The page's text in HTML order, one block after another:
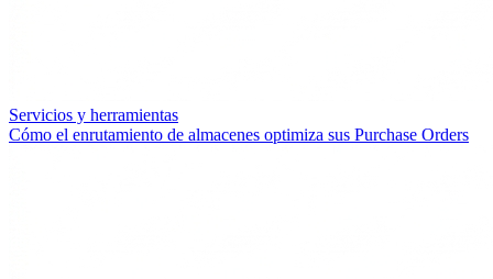
Servicios y herramientas
Cómo el enrutamiento de almacenes optimiza sus Purchase Orders